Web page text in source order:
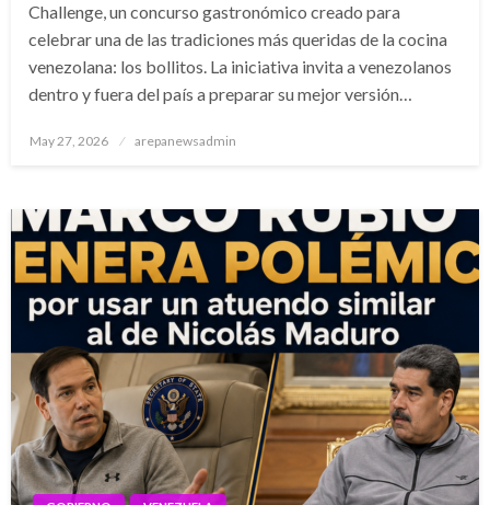
Challenge, un concurso gastronómico creado para
celebrar una de las tradiciones más queridas de la cocina
venezolana: los bollitos. La iniciativa invita a venezolanos
dentro y fuera del país a preparar su mejor versión…
Posted
May 27, 2026 arepanewsadmin